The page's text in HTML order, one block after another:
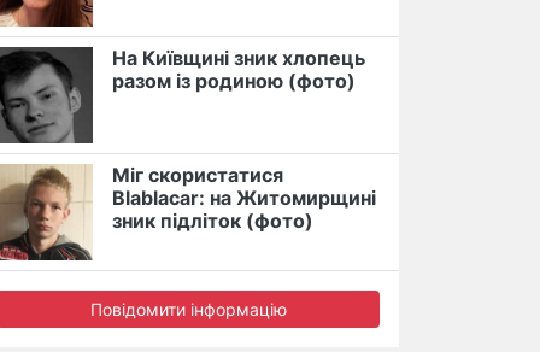
На Київщині зник хлопець
разом із родиною (фото)
Міг скористатися
Blablacar: на Житомирщині
зник підліток (фото)
Повідомити інформацію